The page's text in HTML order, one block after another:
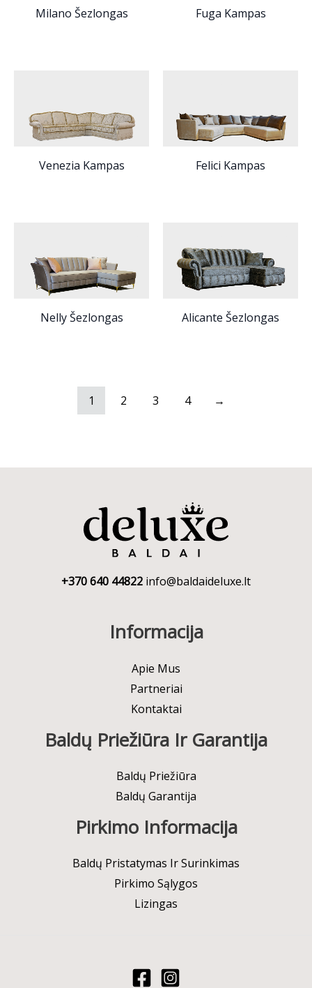
Milano Šezlongas Fuga Kampas
Venezia Kampas Felici Kampas
Nelly Šezlongas Alicante Šezlongas
1 2 3 4 →
+370 640 44822 info@baldaideluxe.lt
Informacija
Apie Mus
Partneriai
Kontaktai
Baldų Priežiūra Ir Garantija
Baldų Priežiūra
Baldų Garantija
Pirkimo Informacija
Baldų Pristatymas Ir Surinkimas
Pirkimo Sąlygos
Lizingas